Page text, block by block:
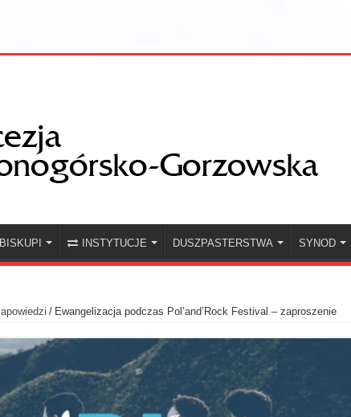
BISKUPI INSTYTUCJE DUSZPASTERSTWA SYNOD
/ Ewangelizacja podczas Pol’and’Rock Festival – zaproszenie